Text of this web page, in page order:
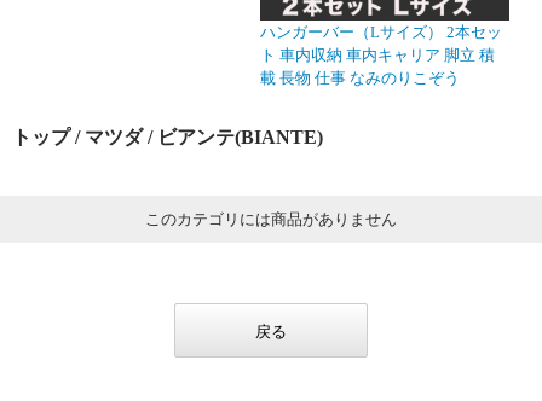
ハンガーバー（Lサイズ） 2本セッ
ト 車内収納 車内キャリア 脚立 積
載 長物 仕事 なみのりこぞう
トップ/ マツダ/ ビアンテ(BIANTE)
このカテゴリには商品がありません
戻る